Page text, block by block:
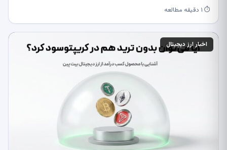
⏱ ۱ دقیقه مطالعه
اخبار ارز دیجیتال